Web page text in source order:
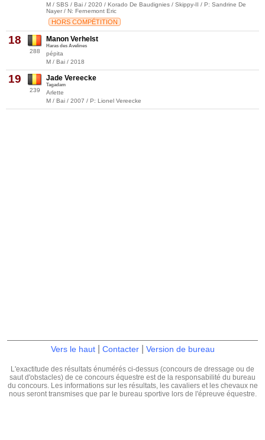
M / SBS / Bai / 2020 / Korado De Baudignies / Skippy-II / P: Sandrine De
Nayer / N: Fernemont Eric
HORS COMPÉTITION
18
288
Manon Verhelst
Haras des Avelines
pépita
M / Bai / 2018
19
239
Jade Vereecke
Tagadam
Arlette
M / Bai / 2007 / P: Lionel Vereecke
Vers le haut Contacter Version de bureau
L'exactitude des résultats énumérés ci-dessus (concours de dressage ou de
saut d'obstacles) de ce concours équestre est de la responsabilité du bureau
du concours. Les informations sur les résultats, les cavaliers et les chevaux ne
nous seront transmises que par le bureau sportive lors de l'épreuve équestre.